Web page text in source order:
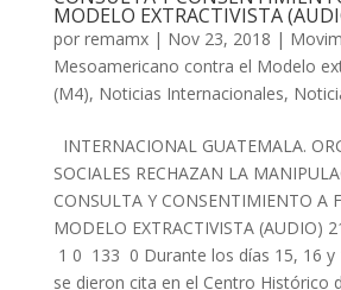
MODELO EXTRACTIVISTA
por remamx| Nov 23, 2018 |
Mesoamericano contra el Modelo
(M4), Noticias Internacionales,
INTERNACIONAL GUATEMALA.
SOCIALES RECHAZAN LA
CONSULTA Y CONSENTIMIENTO A
MODELO EXTRACTIVISTA (AUDIO)
1 0 133 0 Durante los días 15, 16 y
se dieron cita en el Centro Histórico